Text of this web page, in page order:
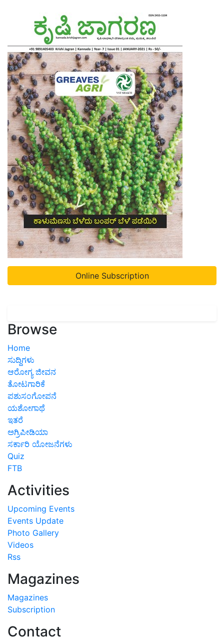
Online Subscription
Browse
Home
ಸುದ್ದಿಗಳು
ಆರೋಗ್ಯ ಜೀವನ
ತೋಟಗಾರಿಕೆ
ಪಶುಸಂಗೋಪನೆ
ಯಶೋಗಾಥೆ
ಇತರೆ
ಅಗ್ರಿಪೀಡಿಯಾ
ಸರ್ಕಾರಿ ಯೋಜನೆಗಳು
Quiz
FTB
Activities
Upcoming Events
Events Update
Photo Gallery
Videos
Rss
Magazines
Magazines
Subscription
Contact